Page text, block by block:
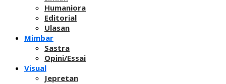
Humaniora
Editorial
Ulasan
Mimbar
Sastra
Opini/Essai
Visual
Jepretan